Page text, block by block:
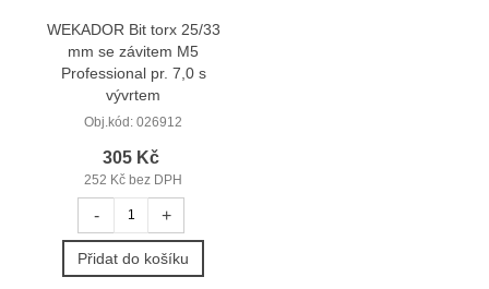
WEKADOR Bit torx 25/33
mm se závitem M5
Professional pr. 7,0 s
vývrtem
Obj.kód: 026912
305 Kč
252 Kč bez DPH
- +
Přidat do košíku